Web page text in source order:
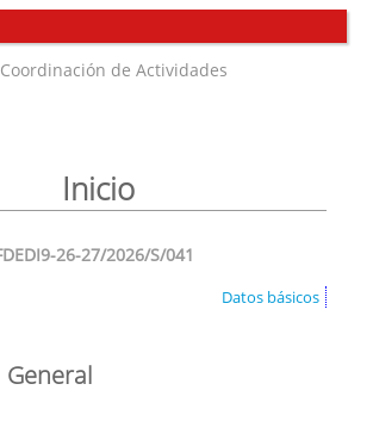
de Actividades
Inicio
26-27/2026/S/041
Datos básicos